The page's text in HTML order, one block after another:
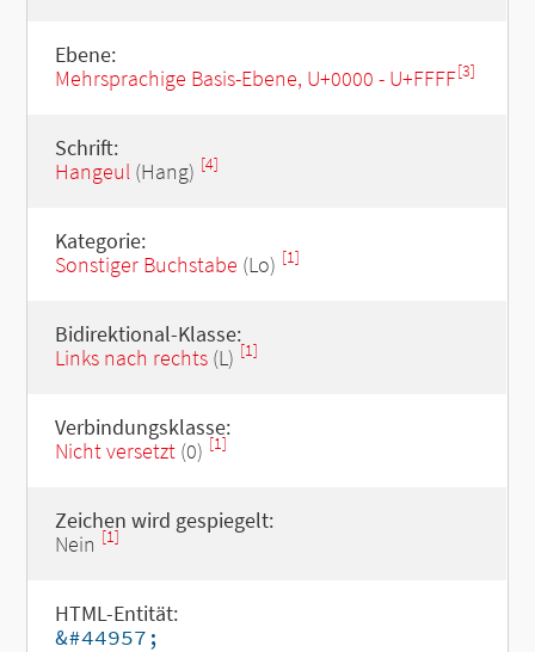
Ebene:
Mehrsprachige Basis-Ebene, U+0000 - U+FFFF[3]
Schrift:
Hangeul(Hang) [4]
Kategorie:
Sonstiger Buchstabe (Lo) [1]
Bidirektional-Klasse:
Links nach rechts(L) [1]
Verbindungsklasse:
Nicht versetzt(0) [1]
Zeichen wird gespiegelt:
Nein [1]
HTML-Entität:
&#44957;